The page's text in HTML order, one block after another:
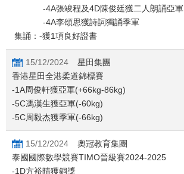
-4A張竣程及4D陳俊廷獲二人朗誦亞軍
-4A李頌思獲詩詞獨誦季軍
集誦：-獲1項良好證書
15/12/2024
星田集團
香港星田全港柔道錦標賽
-1A周俊軒獲亞軍(+66kg-86kg)
-5C馮漢生獲亞軍(-60kg)
-5C周毅杰獲季軍(-66kg)
15/12/2024
奧冠教育集團
泰國國際數學競賽TIMO晉級賽2024-2025
-1D方裕晴獲銅獎